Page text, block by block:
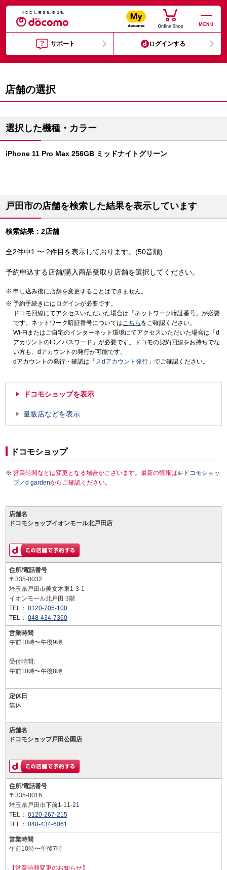
MENU
サポート ログインする
店舗の選択
選択した機種・カラー
iPhone 11 Pro Max 256GB ミッドナイトグリーン
戸田市の店舗を検索した結果を表示しています
検索結果：2店舗
全2件中1 〜 2件目を表示しております。(50音順)
予約申込する店舗/購入商品受取り店舗を選択してください。
申し込み後に店舗を変更することはできません。
予約手続きにはログインが必要です。
ドコモ回線にてアクセスいただいた場合は「ネットワーク暗証番号」が必要
です。ネットワーク暗証番号についてはこちら をご確認ください。
Wi-Fiまたはご自宅のインターネット環境にてアクセスいただいた場合は「d
アカウントのID／パスワード」が必要です。ドコモの契約回線をお持ちでな
い方も、dアカウントの発行が可能です。
dアカウントの発行・確認は「
dアカウント発行 」でご確認ください。
ドコモショップを表示
量販店などを表示
ドコモショップ
営業時間などは変更となる場合がございます。最新の情報は
ドコモショッ
プ／d gardenからご確認ください。
店舗名
ドコモショップイオンモール北戸田店
住所/電話番号
〒335-0032
埼玉県戸田市美女木東1-3-1
イオンモール北戸田 3階
TEL： 0120-705-100
TEL： 048-434-7360
営業時間
午前10時〜午後9時
受付時間:
午前10時〜午後8時
定休日
無休
店舗名
ドコモショップ戸田公園店
住所/電話番号
〒335-0016
埼玉県戸田市下前1-11-21
TEL： 0120-267-215
TEL： 048-434-6061
営業時間
午前10時〜午後7時
【営業時間変更のお知らせ】